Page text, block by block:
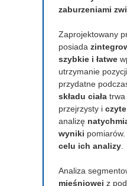
zaburzeniami
Zaprojektowany
posiada
szybkie i łatwe
utrzymanie
przydatne
składu ciała trwa
przejrzysty i
analizę
wyniki
celu ich analizy
Analiza
mięśniowej z